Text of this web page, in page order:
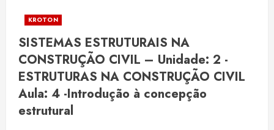
KROTON
SISTEMAS ESTRUTURAIS NA
CONSTRUÇÃO CIVIL – Unidade: 2 -
ESTRUTURAS NA CONSTRUÇÃO CIVIL
Aula: 4 -Introdução à concepção
estrutural